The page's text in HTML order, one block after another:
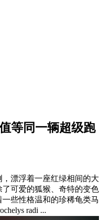
等同一辆超级跑
漂浮着一座红绿相间的大
可爱的狐猴、奇特的变色
些性格温和的珍稀龟类马
radi ...